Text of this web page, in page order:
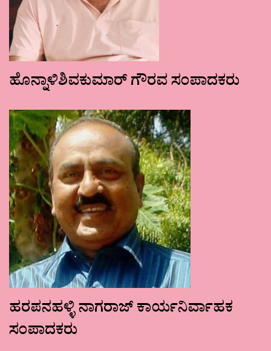
ಹೊನ್ನಾಳಿಶಿವಕುಮಾರ್ ಗೌರವ ಸಂಪಾದಕರು
ಹರಪನಹಳ್ಳಿ ನಾಗರಾಜ್ ಕಾರ್ಯನಿರ್ವಾಹಕ
ಸಂಪಾದಕರು